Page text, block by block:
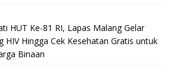
HUT Ke-81 RI, Lapas Malang Gelar
HIV Hingga Cek Kesehatan Gratis untuk
Binaan